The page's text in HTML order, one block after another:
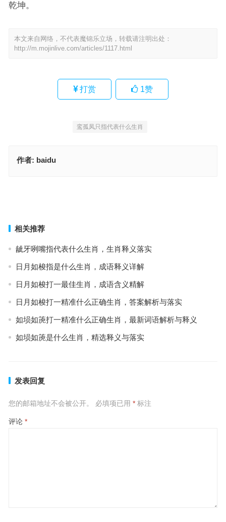
乾坤。
本文来自网络，不代表魔锦乐立场，转载请注明出处：
http://m.mojinlive.com/articles/1117.html
打赏 1赞
鸾孤凤只指代表什么生肖
作者: baidu
相关推荐
龇牙咧嘴指代表什么生肖，生肖释义落实
日月如梭指是什么生肖，成语释义详解
日月如梭打一最佳生肖，成语含义精解
日月如梭打一精准什么正确生肖，答案解析与落实
如埙如箎打一精准什么正确生肖，最新词语解析与释义
如埙如箎是什么生肖，精选释义与落实
发表回复
您的邮箱地址不会被公开。 必填项已用 *标注
评论 *